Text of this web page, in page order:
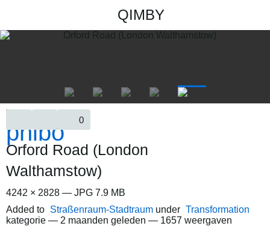
QIMBY
0
Orford Road (London
Walthamstow)
4242 × 2828 — JPG 7.9 MB
Added to Straßenraum-Stadtraum under Transformation
kategorie — 2 maanden geleden — 1657 weergaven